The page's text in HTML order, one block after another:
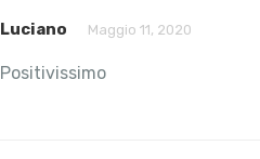
Luciano Maggio 11, 2020
Positivissimo